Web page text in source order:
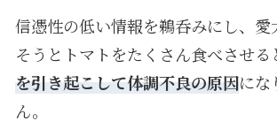
信憑性の低い情報を鵜呑みにし、
そうとトマトをたくさん食べさせる
を引き起こして体調不良の原因にな
ん。